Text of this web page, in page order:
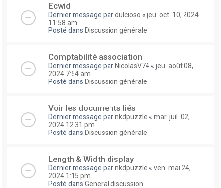
Ecwid
Dernier message pardulcioso « jeu. oct. 10, 2024
11:58 am
Posté dans Discussion générale
Comptabilité association
Dernier message par NicolasV74 « jeu. août 08,
2024 7:54 am
Posté dans Discussion générale
Voir les documents liés
Dernier message parnkdpuzzle « mar. juil. 02,
2024 12:31 pm
Posté dans Discussion générale
Length & Width display
Dernier message parnkdpuzzle « ven. mai 24,
2024 1:15 pm
Posté dans General discussion